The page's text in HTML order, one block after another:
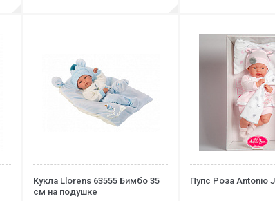
Кукла Llorens 63555 Бимбо 35
см на подушке
Пупс Роза Antonio